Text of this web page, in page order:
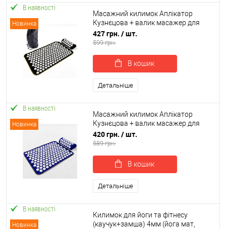
Новинка
В наявності
Масажний килимок Аплікатор
Кузнєцова + валик масажер для
спини/шиї/ніг/стоп/голови/тіла
OSPORT (apl-038)
427 грн. / шт.
599 грн.
В кошик
Детальніше
Новинка
В наявності
Масажний килимок Аплікатор
Кузнєцова + валик масажер для
спини/шиї/ніг/стоп/голови/тіла
OSPORT (apl-037)
420 грн. / шт.
589 грн.
В кошик
Детальніше
Новинка
В наявності
Килимок для йоги та фітнесу
(каучук+замша) 4мм (йога мат,